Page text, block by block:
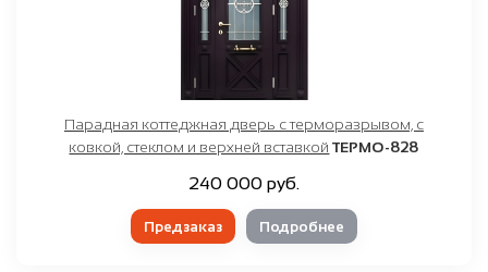
Парадная коттеджная дверь с терморазрывом, с
ковкой, стеклом и верхней вставкой ТЕРМО-828
240 000 руб.
Предзаказ Подробнее